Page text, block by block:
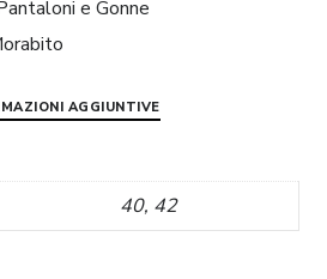
e Gonne
AGGIUNTIVE
40, 42